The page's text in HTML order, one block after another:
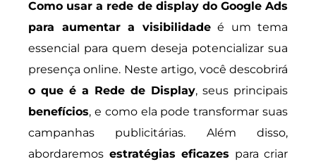
Como usar a rede de display do Google Ads
para aumentar a visibilidadeé um tema
essencial para quem deseja potencializar sua
presença online. Neste artigo, você descobrirá
o que é a Rede de Display, seus principais
benefícios, e como ela pode transformar suas
campanhas publicitárias. Além disso,
abordaremos estratégias eficazes para criar